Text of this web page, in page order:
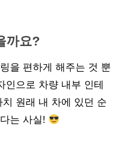
까요?
을 편하게 해주는 것 뿐
인으로 차량 내부 인테
원래 내 차에 있던 순
는 사실!